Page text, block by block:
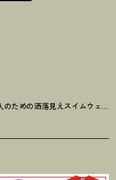
ための洒落見えスイムウェア